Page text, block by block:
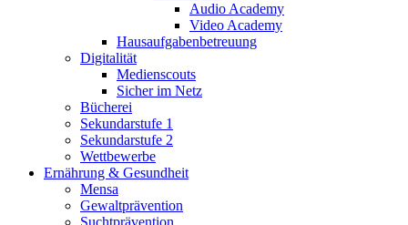
Audio Academy
Video Academy
Hausaufgabenbetreuung
Digitalität
Medienscouts
Sicher im Netz
Bücherei
Sekundarstufe 1
Sekundarstufe 2
Wettbewerbe
Ernährung & Gesundheit
Mensa
Gewaltprävention
Suchtprävention